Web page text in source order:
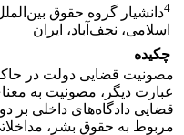
4دانشیار گروه حقوق
اسلامی، نجف‌آباد، ایران
چکیده
مصونیت قضایی دولت در
عبارت دیگر، مصونیت به
قضایی دادگاه‌های داخلی
مربوط به حقوق بشر،